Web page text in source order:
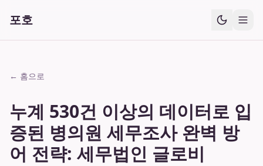
포호
← 홈으로
누계 530건 이상의 데이터로 입
증된 병의원 세무조사 완벽 방
어 전략: 세무법인 글로비